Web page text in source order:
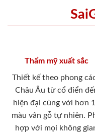
Thẩm mỹ xuất sắc
Thiết kế theo phong
Châu Âu từ cổ điển
hiện đại cùng với hơn
màu vân gỗ tự nhiên.
hợp với mọi không